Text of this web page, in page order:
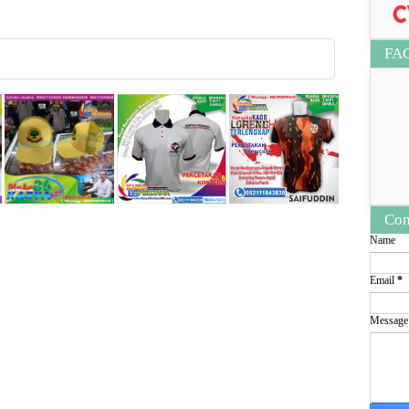
Name
Email *